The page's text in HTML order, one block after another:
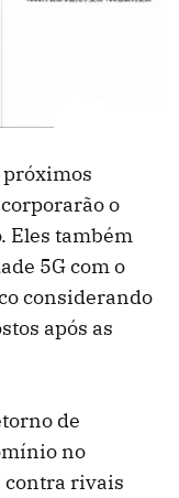
próximos
o
Eles também
5G com o
considerando
após as
de
no
contra rivais